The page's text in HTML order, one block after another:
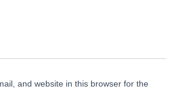
and website in this browser for the